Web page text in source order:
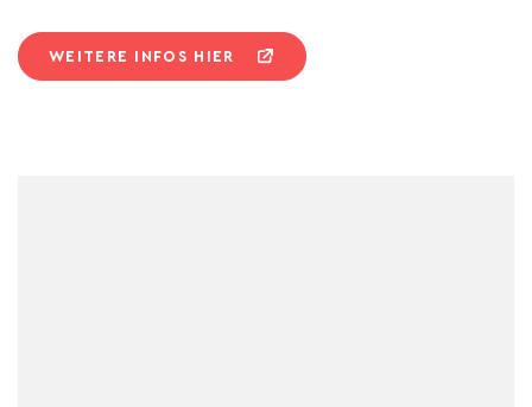
WEITERE INFOS HIER